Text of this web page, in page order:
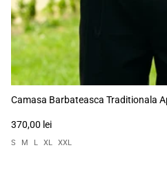
Camasa Barbateasca Traditionala
370,00 lei
S M L XL XXL